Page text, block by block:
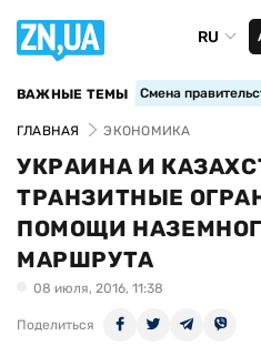
RU
ВАЖНЫЕ ТЕМЫ Смена
ГЛАВНАЯ ЭКОНОМИКА
УКРАИНА И
ТРАНЗИТНЫЕ
ПОМОЩИ
МАРШРУТА
08 июля, 2016, 11:38
Поделиться